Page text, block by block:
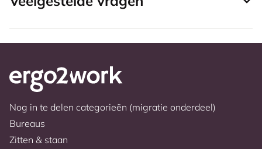
Nog in te delen categorieën (migratie onderdeel)
Bureaus
Zitten & staan